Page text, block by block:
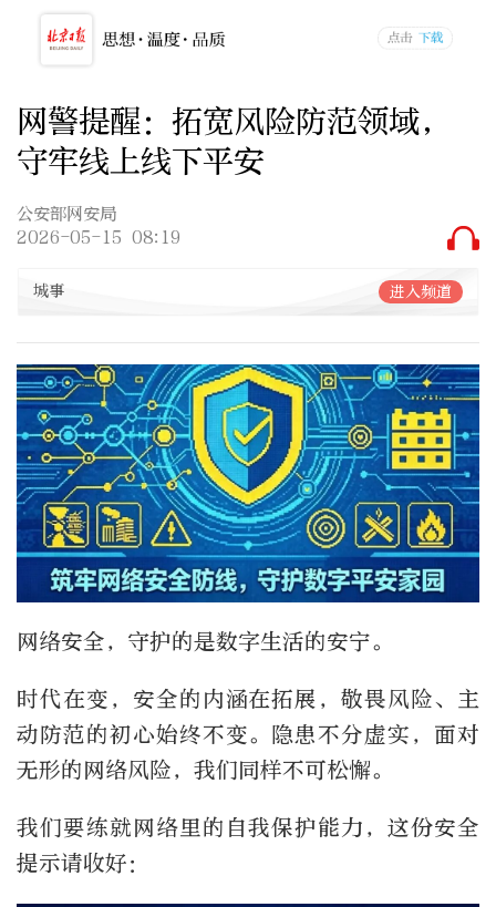
网警提醒：拓宽风险防范领域，
守牢线上线下平安
公安部网安局
2026-05-15 08:19
城事 进入频道
网络安全，守护的是数字生活的安宁。
时代在变，安全的内涵在拓展，敬畏风险、主
动防范的初心始终不变。隐患不分虚实，面对
无形的网络风险，我们同样不可松懈。
我们要练就网络里的自我保护能力，这份安全
提示请收好：